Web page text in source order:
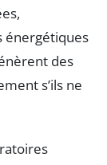
énergétiques
des
s’ils ne